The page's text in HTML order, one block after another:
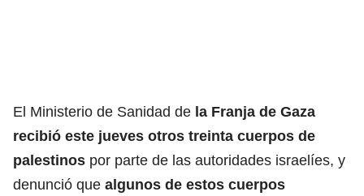
El Ministerio de Sanidad de la Franja de Gaza
recibió este jueves otros treinta cuerpos de
palestinos por parte de las autoridades israelíes, y
denunció que algunos de estos cuerpos